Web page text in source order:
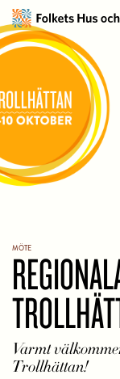
MÖTE
Varmt
Trollhättan!